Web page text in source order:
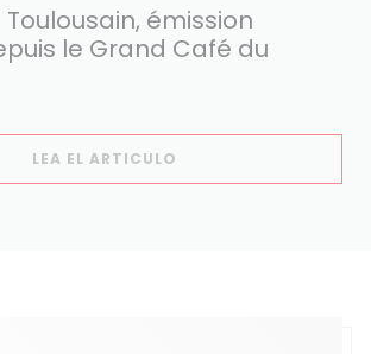
Toulousain, émission
le Grand Café du
LEA EL ARTICULO